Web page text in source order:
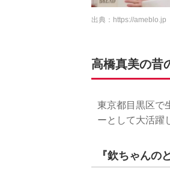
出典： https://ameblo.jp
高橋真美の昔
東京都目黒区で
ーとして大活躍
『欽ちゃんの